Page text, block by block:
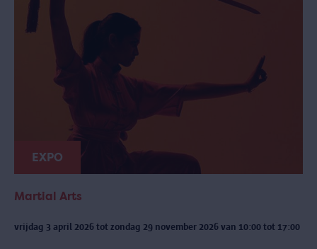
EXPO
Martial Arts
vrijdag 3 april 2026 tot zondag 29 november 2026 van 10:00 tot 17:00